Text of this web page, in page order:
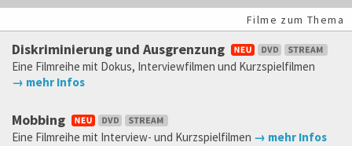
Filme zum Thema
Diskriminierung und Ausgrenzung
Eine Filmreihe mit Dokus, Interviewfilmen und Kurzspielfilmen
→ mehr Infos
Mobbing
Eine Filmreihe mit Interview- und Kurzspielfilmen → mehr Infos